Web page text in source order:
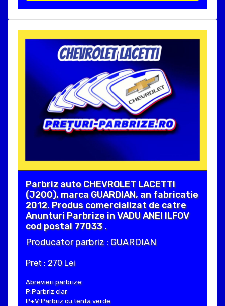
Parbriz auto CHEVROLET LACETTI
(J200), marca GUARDIAN, an fabricatie
2012. Produs comercializat de catre
Anunturi Parbrize in VADU ANEI ILFOV
cod postal 77033 .
Producator parbriz : GUARDIAN
Pret : 270 Lei
Abrevieri parbrize:
P:Parbriz clar
P+V:Parbriz cu tenta verde